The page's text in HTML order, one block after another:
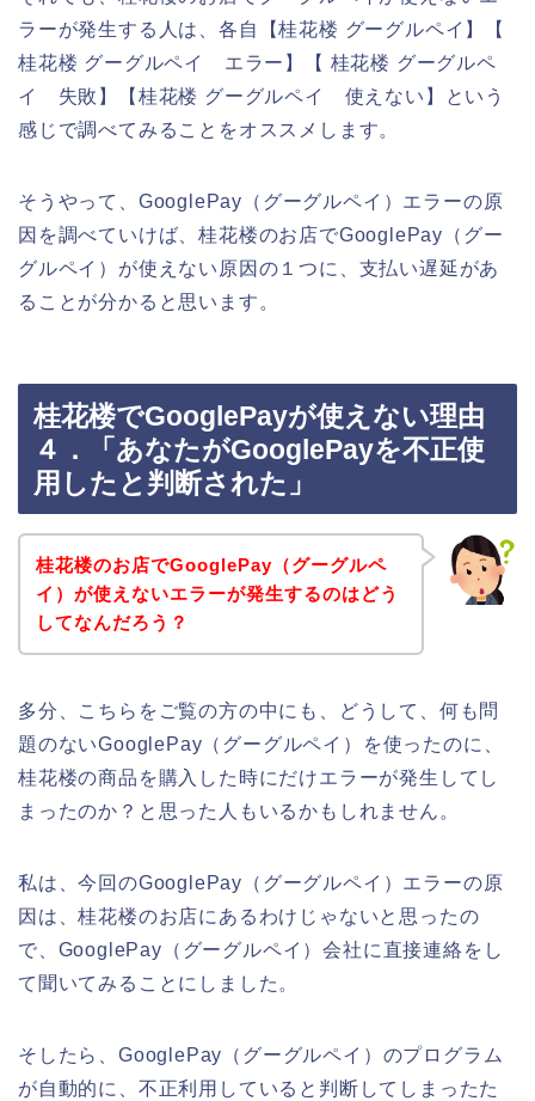
ラーが発生する人は、各自【桂花楼 グーグルペイ】【
桂花楼 グーグルペイ エラー】【 桂花楼 グーグルペ
イ 失敗】【桂花楼 グーグルペイ 使えない】という
感じで調べてみることをオススメします。
そうやって、GooglePay（グーグルペイ）エラーの原
因を調べていけば、桂花楼のお店でGooglePay（グー
グルペイ）が使えない原因の１つに、支払い遅延があ
ることが分かると思います。
桂花楼でGooglePayが使えない理由
４．「あなたがGooglePayを不正使
用したと判断された」
桂花楼のお店でGooglePay（グーグルペ
イ）が使えないエラーが発生するのはどう
してなんだろう？
多分、こちらをご覧の方の中にも、どうして、何も問
題のないGooglePay（グーグルペイ）を使ったのに、
桂花楼の商品を購入した時にだけエラーが発生してし
まったのか？と思った人もいるかもしれません。
私は、今回のGooglePay（グーグルペイ）エラーの原
因は、桂花楼のお店にあるわけじゃないと思ったの
で、GooglePay（グーグルペイ）会社に直接連絡をし
て聞いてみることにしました。
そしたら、GooglePay（グーグルペイ）のプログラム
が自動的に、不正利用していると判断してしまったた